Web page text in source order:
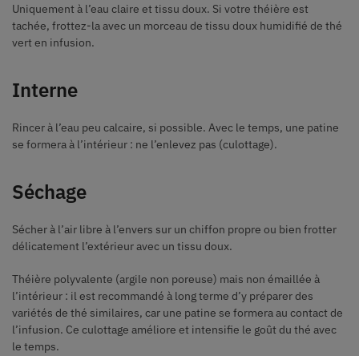
Uniquement à l’eau claire et tissu doux. Si votre théière est
tachée, frottez-la avec un morceau de tissu doux humidifié de thé
vert en infusion.
Interne
Rincer à l’eau peu calcaire, si possible. Avec le temps, une patine
se formera à l’intérieur : ne l’enlevez pas (culottage).
Séchage
Sécher à l’air libre à l’envers sur un chiffon propre ou bien frotter
délicatement l’extérieur avec un tissu doux.
Théière polyvalente (argile non poreuse) mais non émaillée à
l’intérieur : il est recommandé à long terme d’y préparer des
variétés de thé similaires, car une patine se formera au contact de
l’infusion. Ce culottage améliore et intensifie le goût du thé avec
le temps.